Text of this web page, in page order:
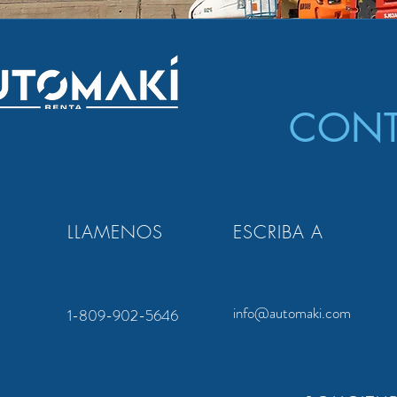
LLAMENOS ESCRIBA A
1-809-902-5646 info@automaki.com